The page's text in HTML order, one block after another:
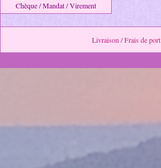
Chèque / Mandat / Virement
Livraison / Frais de port